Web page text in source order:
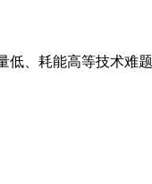
、耗能高等技术